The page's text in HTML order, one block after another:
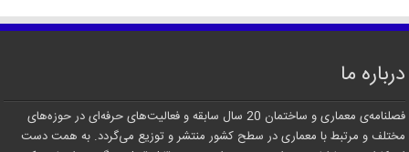
درباره ما
فصلنامه‌ی معماری و ساختمان 20 سال سابقه و فعالیت‌های حرفه‌ای در حوزه‌های
مختلف و مرتبط با معماری در سطح کشور منتشر و توزیع می‌گردد. به همت دست